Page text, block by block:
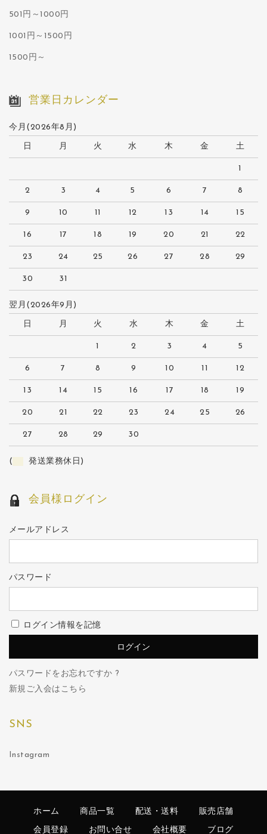
501円～1000円
1001円～1500円
1500円～
営業日カレンダー
今月(2026年8月)
日 月 火 水 木 金 土
1
2 3 4 5 6 7 8
9 10 11 12 13 14 15
16 17 18 19 20 21 22
23 24 25 26 27 28 29
30 31
翌月(2026年9月)
日 月 火 水 木 金 土
1 2 3 4 5
6 7 8 9 10 11 12
13 14 15 16 17 18 19
20 21 22 23 24 25 26
27 28 29 30
( 発送業務休日)
会員様ログイン
メールアドレス
パスワード
ログイン情報を記憶
パスワードをお忘れですか ?
新規ご入会はこちら
SNS
Instagram
ホーム 商品一覧 配送・送料 販売店舗
会員登録 お問い合せ 会社概要 ブログ